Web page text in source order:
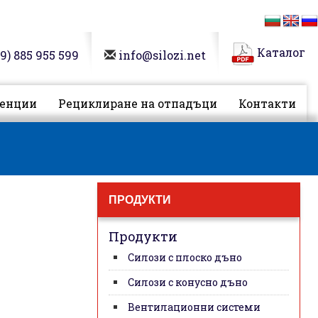
885 955 599 info@silozi.net Каталог
Рециклиране на отпадъци Контакти
ПРОДУКТИ
Продукти
Силози с плоско дъно
Силози с конусно дъно
Вентилационни системи